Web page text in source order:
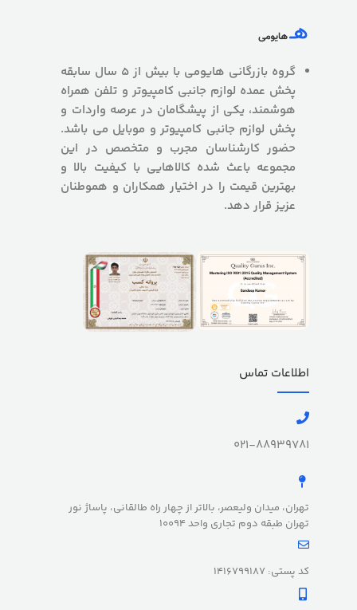
گروه بازرگانی هایومی با بیش از 5 سال سابقه
پخش عمده لوازم جانبی کامپیوتر و تلفن همراه
هوشمند، یکی از پیشگامان در عرصه واردات و
پخش لوازم جانبی کامپیوتر و موبایل می باشد.
حضور کارشناسان مجرب و متخصص در این
مجموعه باعث شده کالاهایی با کیفیت بالا و
بهترین قیمت را در اختیار همکاران و هموطنان
عزیز قرار دهد.
اطلاعات تماس
021-88939781
تهران، میدان ولیعصر، بالاتر از چهار راه طالقانی، پاساژ نور
تهران طبقه دوم تجاری واحد 10094
کد پستی: 1416799187